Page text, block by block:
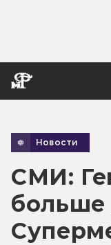
Новости
СМИ:
больше